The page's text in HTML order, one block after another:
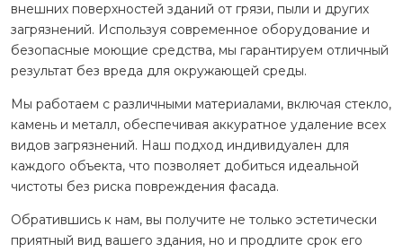
внешних поверхностей зданий от грязи, пыли и других
загрязнений. Используя современное оборудование и
безопасные моющие средства, мы гарантируем отличный
результат без вреда для окружающей среды.
Мы работаем с различными материалами, включая стекло,
камень и металл, обеспечивая аккуратное удаление всех
видов загрязнений. Наш подход индивидуален для
каждого объекта, что позволяет добиться идеальной
чистоты без риска повреждения фасада.
Обратившись к нам, вы получите не только эстетически
приятный вид вашего здания, но и продлите срок его